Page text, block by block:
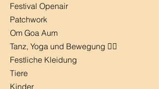
Festival Openair
Patchwork
Om Goa Aum
Tanz, Yoga und Bewegung 🧘‍♀️
Festliche Kleidung
Tiere
Kinder